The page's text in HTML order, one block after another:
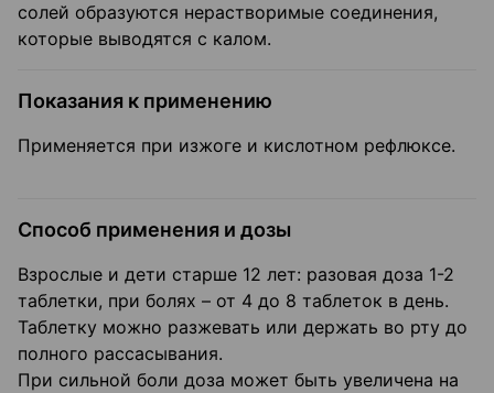
солей образуются нерастворимые соединения,
которые выводятся с калом.
Показания к применению
Применяется при изжоге и кислотном рефлюксе.
Способ применения и дозы
Взрослые и дети старше 12 лет: разовая доза 1-2
таблетки, при болях – от 4 до 8 таблеток в день.
Таблетку можно разжевать или держать во рту до
полного рассасывания.
При сильной боли доза может быть увеличена на